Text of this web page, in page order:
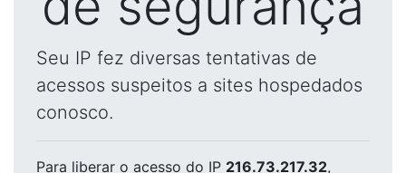
Seu IP fez diversas tentativas de
acessos suspeitos a sites hospedados
conosco.
Para liberar o acesso do IP 216.73.217.32,